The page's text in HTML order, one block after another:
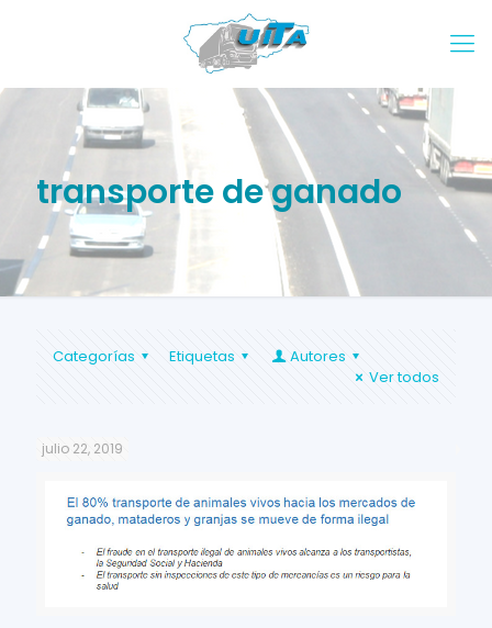
transporte de ganado
Categorías Etiquetas
Autores
Ver todos
julio 22, 2019